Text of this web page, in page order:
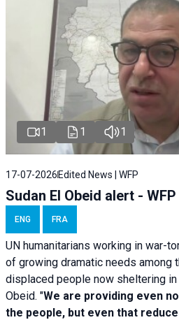
1 1 1
17-07-2026 Edited News | WFP
Sudan El Obeid alert - WFP
ENG FRA
UN humanitarians working in war-
of growing dramatic needs among
displaced people now sheltering
Obeid. "We are providing even
the people, but even that